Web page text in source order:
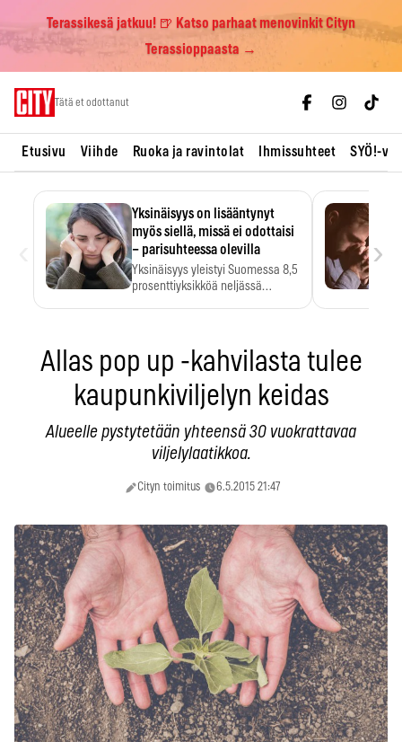
Terassikesä jatkuu! 🍺 Katso parhaat menovinkit Cityn
Terassioppaasta →
Tätä et odottanut
Etusivu Viihde Ruoka ja ravintolat Ihmissuhteet SYÖ!-
Yksinäisyys on lisääntynyt
myös siellä, missä ei odottaisi
– parisuhteessa olevilla
Yksinäisyys yleistyi Suomessa 8,5
prosenttiyksikköä neljässä
›
Allas pop up -kahvilasta tulee
kaupunkiviljelyn keidas
Alueelle pystytetään yhteensä 30 vuokrattavaa
viljelylaatikkoa.
Cityn toimitus 6.5.2015 21:47